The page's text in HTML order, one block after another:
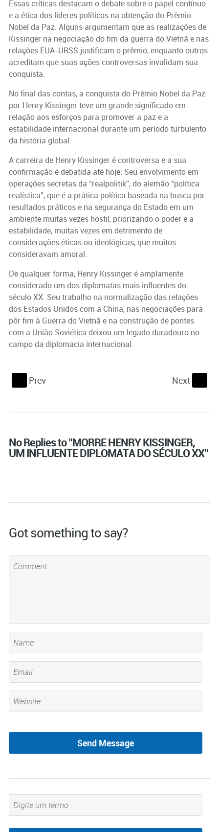
Essas críticas destacam o debate sobre o papel contínuo
e a ética dos líderes políticos na obtenção do Prêmio
Nobel da Paz. Alguns argumentam que as realizações de
Kissinger na negociação do fim da guerra do Vietnã e nas
relações EUA-URSS justificam o prêmio, enquanto outros
acreditam que suas ações controversas invalidam sua
conquista.
No final das contas, a conquista do Prêmio Nobel da Paz
por Henry Kissinger teve um grande significado em
relação aos esforços para promover a paz e a
estabilidade internacional durante um período turbulento
da história global.
A carreira de Henry Kissinger é controversa e a sua
confirmação é debatida até hoje. Seu envolvimento em
operações secretas da “realpolitik”, do alemão “política
realística”, que é a prática política baseada na busca por
resultados práticos e na segurança do Estado em um
ambiente muitas vezes hostil, priorizando o poder e a
estabilidade, muitas vezes em detrimento de
considerações éticas ou ideológicas, que muitos
consideravam amoral.
De qualquer forma, Henry Kissinger é amplamente
considerado um dos diplomatas mais influentes do
século XX. Seu trabalho na normalização das relações
dos Estados Unidos com a China, nas negociações para
pôr fim à Guerra do Vietnã e na construção de pontes
com a União Soviética deixou um legado duradouro no
campo da diplomacia internacional.
Prev Next
No Replies to "MORRE HENRY KISSINGER,
UM INFLUENTE DIPLOMATA DO SÉCULO XX"
Got something to say?